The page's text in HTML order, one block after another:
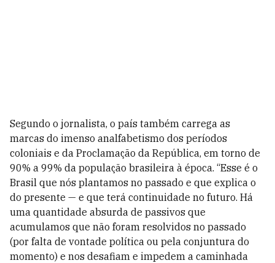
Segundo o jornalista, o país também carrega as
marcas do imenso analfabetismo dos períodos
coloniais e da Proclamação da República, em torno de
90% a 99% da população brasileira à época. “Esse é o
Brasil que nós plantamos no passado e que explica o
do presente — e que terá continuidade no futuro. Há
uma quantidade absurda de passivos que
acumulamos que não foram resolvidos no passado
(por falta de vontade política ou pela conjuntura do
momento) e nos desafiam e impedem a caminhada